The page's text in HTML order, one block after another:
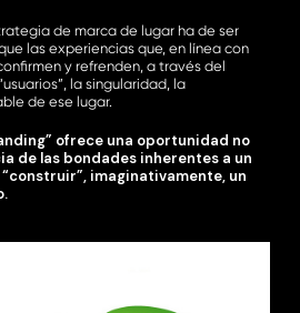
de marca de lugar ha de ser
las experiencias que, en línea con
y refrenden, a través del
la singularidad, la
de ese lugar.
ofrece una oportunidad no
de las bondades inherentes a un
imaginativamente, un